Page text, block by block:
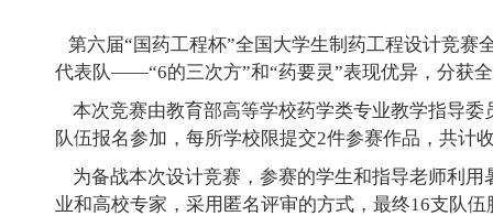
第六届“国药工程杯”全国大学生制药工程设计竞赛
代表队——“6的三次方”和“药要灵”表现优异，分获
本次竞赛由教育部高等学校药学类专业教学指导委
队伍报名参加，每所学校限提交2件参赛作品，共计
为备战本次设计竞赛，参赛的学生和指导老师利用
业和高校专家，采用匿名评审的方式，最终16支队